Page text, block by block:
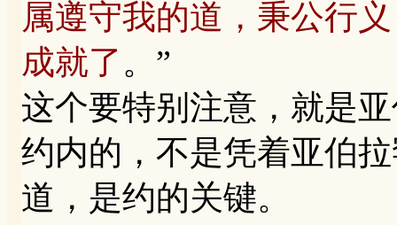
属遵守我的道，秉公行
成就了 。”
这个要特别注意，就是
约内的，不是凭着亚伯
道，是约的关键。